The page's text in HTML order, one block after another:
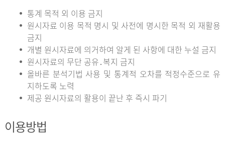
통계 목적 외 이용 금지
원시자료 이용 목적 명시 및 사전에 명시한 목적 외 재활용
금지
개별 원시자료에 의거하여 알게 된 사항에 대한 누설 금지
원시자료의 무단 공유․복지 금지
올바른 분석기법 사용 및 통계적 오차를 적정수준으로 유
지하도록 노력
제공 원시자료의 활용이 끝난 후 즉시 파기
이용방법